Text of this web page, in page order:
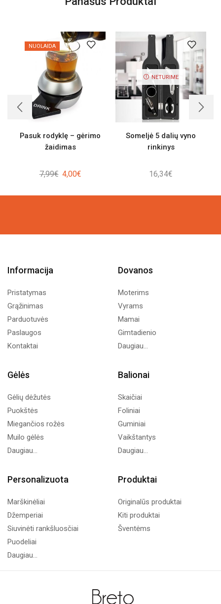
NUOLAIDA
Pasuk rodyklę – gėrimo
žaidimas
7,99€ Original
was:
4,00€Current
is:
NETURIME
Someljė 5 dalių vyno
rinkinys
16,34€
Informacija
Pristatymas
Grąžinimas
Parduotuvės
Paslaugos
Kontaktai
Dovanos
Moterims
Vyrams
Mamai
Gimtadienio
Daugiau...
Gėlės
Gėlių dėžutės
Puokštės
Miegančios rožės
Muilo gėlės
Daugiau...
Balionai
Skaičiai
Foliniai
Guminiai
Vaikštantys
Daugiau...
Personalizuota
Marškinėliai
Džemperiai
Siuvinėti rankšluosčiai
Puodeliai
Daugiau...
Produktai
Originalūs produktai
Kiti produktai
Šventėms